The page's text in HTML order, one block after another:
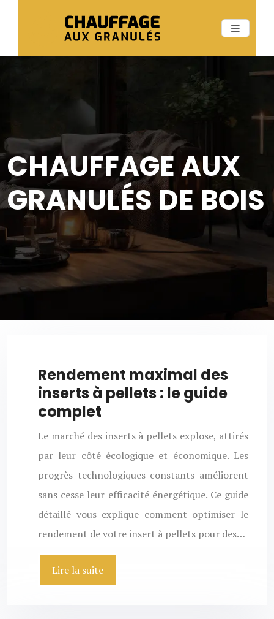
CHAUFFAGE AUX
GRANULÉS DE BOIS
Rendement maximal des
inserts à pellets : le guide
complet
Le marché des inserts à pellets explose, attirés
par leur côté écologique et économique. Les
progrès technologiques constants améliorent
sans cesse leur efficacité énergétique. Ce guide
détaillé vous explique comment optimiser le
rendement de votre insert à pellets pour des…
Lire la suite